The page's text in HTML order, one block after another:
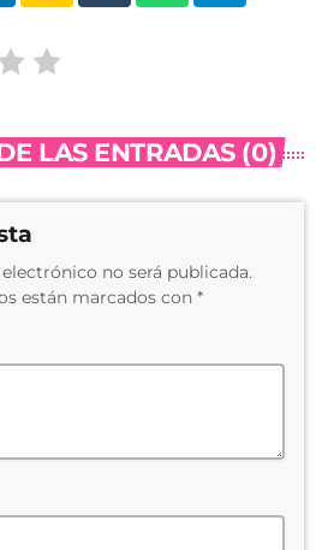
LAS ENTRADAS (0)
no será publicada.
están marcados con *